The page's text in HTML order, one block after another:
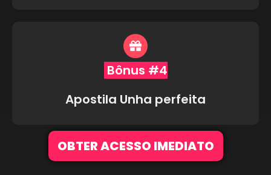
Bônus #4
Apostila Unha perfeita
OBTER ACESSO IMEDIATO